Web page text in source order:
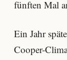
fünften Mal
Ein Jahr
Cooper-